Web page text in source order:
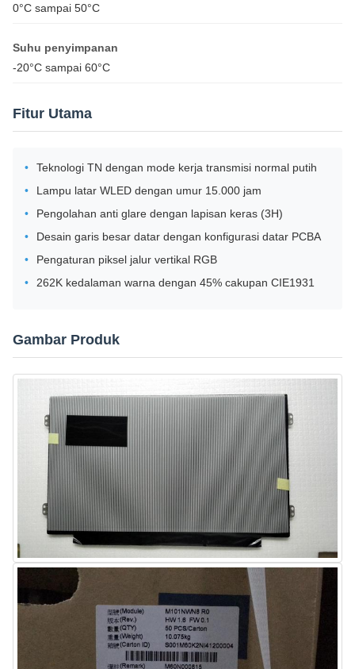
0°C sampai 50°C
Suhu penyimpanan
-20°C sampai 60°C
Fitur Utama
Teknologi TN dengan mode kerja transmisi normal putih
Lampu latar WLED dengan umur 15.000 jam
Pengolahan anti glare dengan lapisan keras (3H)
Desain garis besar datar dengan konfigurasi datar PCBA
Pengaturan piksel jalur vertikal RGB
262K kedalaman warna dengan 45% cakupan CIE1931
Gambar Produk